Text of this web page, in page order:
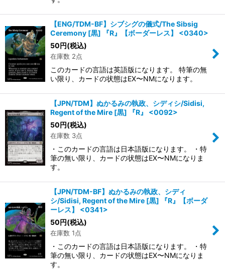
【ENG/TDM-BF】シブシグの儀式/The Sibsig
Ceremony [黒] 『R』【ボーダーレス】 <0340>
50円(税込)
在庫数 2点
このカードの言語は英語版になります。 特筆の無
い限り、カードの状態はEX〜NMになります。
【JPN/TDM】ぬかるみの執政、シディシ/Sidisi,
Regent of the Mire [黒] 『R』 <0092>
50円(税込)
在庫数 3点
・このカードの言語は日本語版になります。 ・特
筆の無い限り、カードの状態はEX〜NMになりま
す。
【JPN/TDM-BF】ぬかるみの執政、シディ
シ/Sidisi, Regent of the Mire [黒] 『R』【ボーダ
ーレス】 <0341>
50円(税込)
在庫数 1点
・このカードの言語は日本語版になります。 ・特
筆の無い限り、カードの状態はEX〜NMになりま
す。